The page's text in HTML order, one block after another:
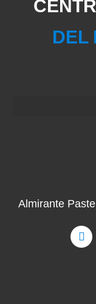
DEL
Almirante